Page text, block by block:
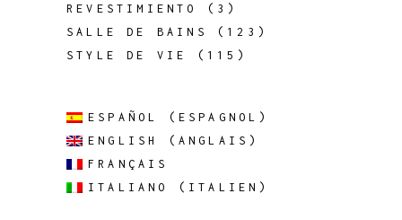
REVESTIMIENTO
(3)
SALLE DE BAINS
(123)
STYLE DE VIE
(115)
ESPAÑOL ( ESPAGNOL )
ENGLISH
( ANGLAIS )
FRANÇAIS
ITALIANO
( ITALIEN )